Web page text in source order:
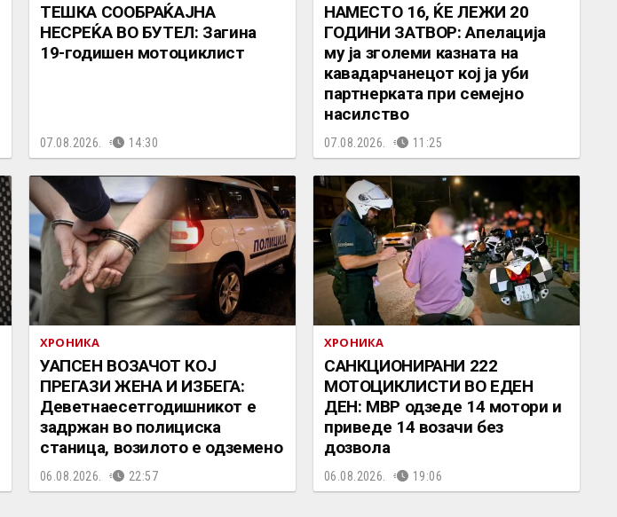
ТЕШКА СООБРАЌАЈНА
НЕСРЕЌА ВО БУТЕЛ: Загина
19-годишен мотоциклист
07.08.2026. 14:30
НАМЕСТО 16, ЌЕ ЛЕЖИ 20
ГОДИНИ ЗАТВОР: Апелација
му ја зголеми казната на
кавадарчанецот кој ја уби
партнерката при семејно
насилство
07.08.2026. 11:25
ХРОНИКА
УАПСЕН ВОЗАЧОТ КОЈ
ПРЕГАЗИ ЖЕНА И ИЗБЕГА:
Деветнаесетгодишникот е
задржан во полициска
станица, возилото е одземено
06.08.2026. 22:57
ХРОНИКА
САНКЦИОНИРАНИ 222
МОТОЦИКЛИСТИ ВО ЕДЕН
ДЕН: МВР одзеде 14 мотори и
приведе 14 возачи без
дозвола
06.08.2026. 19:06